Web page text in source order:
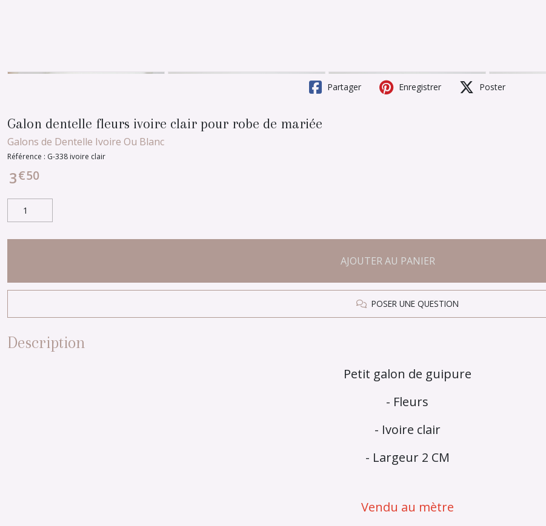
Partager Enregistrer Poster
Galon dentelle fleurs ivoire clair pour robe de mariée
Galons de Dentelle Ivoire Ou Blanc
Référence : G-338 ivoire clair
3€50
AJOUTER AU PANIER
POSER UNE QUESTION
Description
Petit galon de guipure
- Fleurs
- Ivoire clair
- Largeur 2 CM
Vendu au mètre